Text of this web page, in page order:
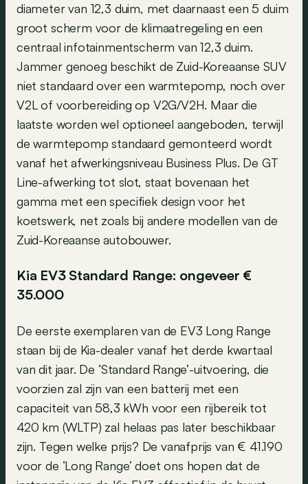
diameter van 12,3 duim, met daarnaast een 5 duim
groot scherm voor de klimaatregeling en een
centraal infotainmentscherm van 12,3 duim.
Jammer genoeg beschikt de Zuid-Koreaanse SUV
niet standaard over een warmtepomp, noch over
V2L of voorbereiding op V2G/V2H. Maar die
laatste worden wel optioneel aangeboden, terwijl
de warmtepomp standaard gemonteerd wordt
vanaf het afwerkingsniveau Business Plus. De GT
Line-afwerking tot slot, staat bovenaan het
gamma met een specifiek design voor het
koetswerk, net zoals bij andere modellen van de
Zuid-Koreaanse autobouwer.
Kia EV3 Standard Range: ongeveer €
35.000
De eerste exemplaren van de EV3 Long Range
staan bij de Kia-dealer vanaf het derde kwartaal
van dit jaar. De ‘Standard Range’-uitvoering, die
voorzien zal zijn van een batterij met een
capaciteit van 58,3 kWh voor een rijbereik tot
420 km (WLTP) zal helaas pas later beschikbaar
zijn. Tegen welke prijs? De vanafprijs van € 41.190
voor de ‘Long Range’ doet ons hopen dat de